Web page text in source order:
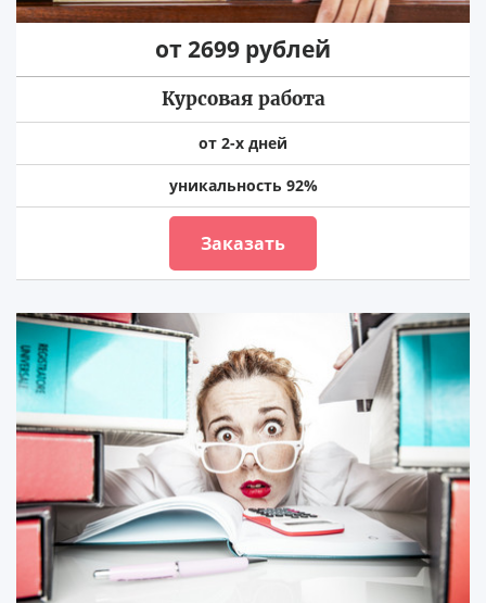
от 2699 рублей
Курсовая работа
от 2-х дней
уникальность 92%
Заказать